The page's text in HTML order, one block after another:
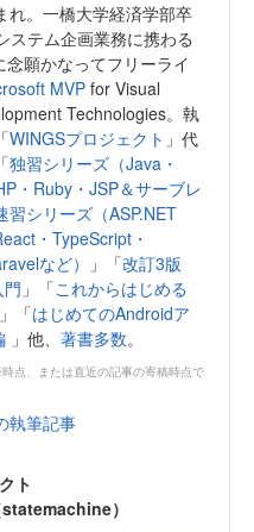
れ。一橋大学経済学部卒
ステム企画業務に携わる
願かなってフリーライ
MVPfor Visual
Technologies。執
WINGSプロジェクト 」代
独習シリーズ（Java・
・Ruby・JSP＆サーブレ
習シリーズ（ASP.NET
・TypeScript・
など）
」「改訂3版
」「これからはじめる
」「はじめてのAndroidア
」他、 著書多数。
点、または直近の記事の寄稿時点で
執筆記事
ト
）